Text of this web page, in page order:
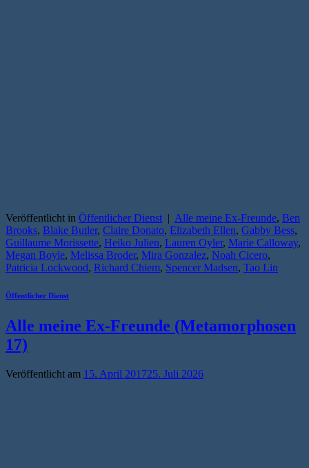
Veröffentlicht in Öffentlicher Dienst | Alle meine Ex-Freunde, Ben
Brooks, Blake Butler, Claire Donato, Elizabeth Ellen, Gabby Bess,
Guillaume Morissette, Heiko Julien, Lauren Oyler, Marie Calloway,
Megan Boyle, Melissa Broder, Mira Gonzalez, Noah Cicero,
Patricia Lockwood, Richard Chiem, Spencer Madsen, Tao Lin
Öffentlicher Dienst
Alle meine Ex-Freunde (Metamorphosen
17)
Veröffentlicht am 15. April 201725. Juli 2026